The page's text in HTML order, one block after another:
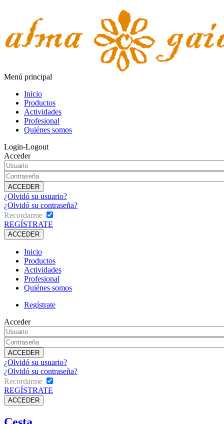
Menú principal
Inicio
Productos
Actividades
Profesional
Quiénes somos
Login-Logout
Acceder
¿Olvidó su usuario?
¿Olvidó su contraseña?
Recordarme
REGÍSTRATE
Inicio
Productos
Actividades
Profesional
Quiénes somos
Regístrate
Acceder
¿Olvidó su usuario?
¿Olvidó su contraseña?
Recordarme
REGÍSTRATE